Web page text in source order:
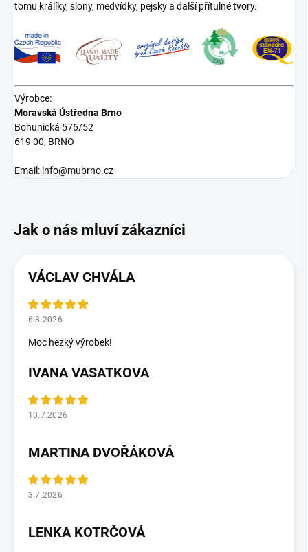
tomu králíky, slony, medvídky, pejsky a další přítulné tvory.
Výrobce:
Moravská Ústředna Brno
Bohunická 576/52
619 00, BRNO
Email: info@mubrno.cz
VÁCLAV CHVÁLA
6.8.2026
Moc hezký výrobek!
IVANA VASATKOVA
10.7.2026
MARTINA DVOŘÁKOVÁ
3.7.2026
LENKA KOTRČOVÁ